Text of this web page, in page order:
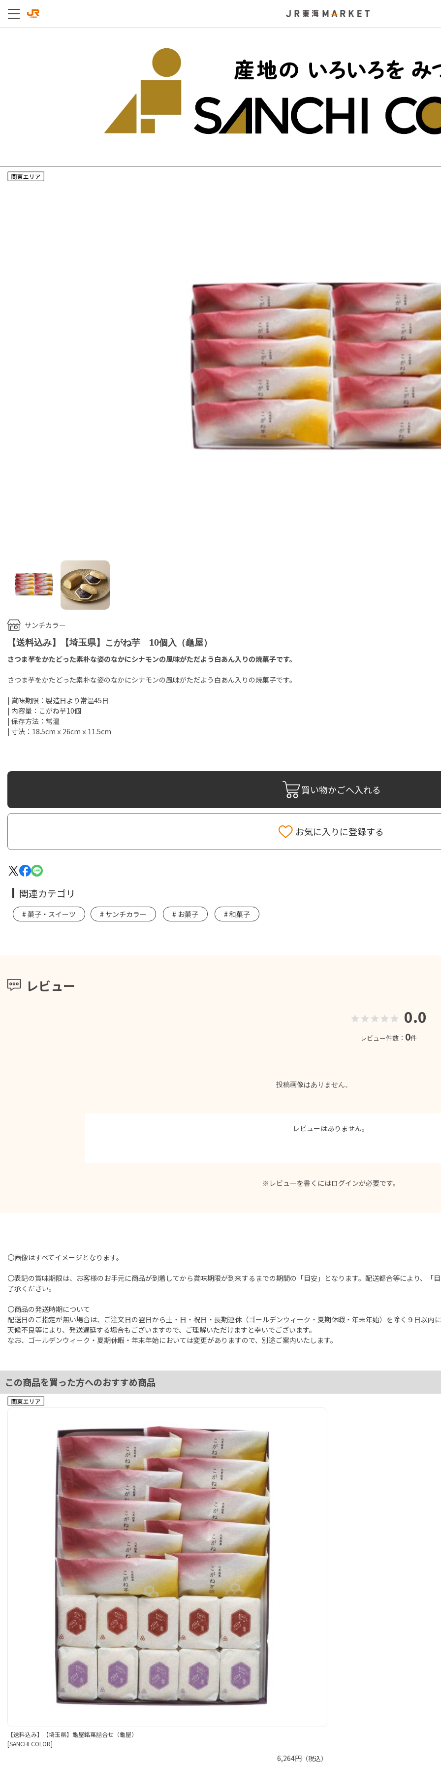
サンチカラー
【送料込み】【埼玉県】こがね芋 10個入（龜屋）
さつま芋をかたどった素朴な姿のなかにシナモンの風味がただよう白あん入りの焼菓子です。
さつま芋をかたどった素朴な姿のなかにシナモンの風味がただよう白あん入りの焼菓子です。
| 賞味期限：製造日より常温45日
| 内容量：こがね芋10個
| 保存方法：常温
| 寸法：18.5cmｘ26cmｘ11.5cm
買い物かごへ入れる
お気に入りに登録する
レビュー
0.0
レビュー件数： 0件
投稿画像はありません。
レビューはありません。
※レビューを書くにはログインが必要です。
〇画像はすべてイメージとなります。
〇表記の賞味期限は、お客様のお手元に商品が到着してから賞味期限が到来するまでの期間の「目安」となります。配送都合等により、「
了承ください。
〇商品の発送時期について
配送日のご指定が無い場合は、ご注文日の翌日から土・日・祝日・長期連休（ゴールデンウィーク・夏期休暇・年末年始）を除く９日以内
天候不良等により、発送遅延する場合もございますので、ご理解いただけますと幸いでございます。
なお、ゴールデンウィーク・夏期休暇・年末年始においては変更がありますので、別途ご案内いたします。
関連カテゴリ
菓子・スイーツ サンチカラー お菓子 和菓子
この商品を買った方へのおすすめ商品
【送料込み】【埼玉県】龜屋銘菓詰合せ（龜屋）
[SANCHI COLOR]
6,264円（税込）